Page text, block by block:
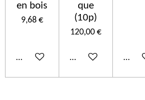
en bois
9,68 €
Añadir al carrito
que
(10p)
120,00 €
Añadir al carrito